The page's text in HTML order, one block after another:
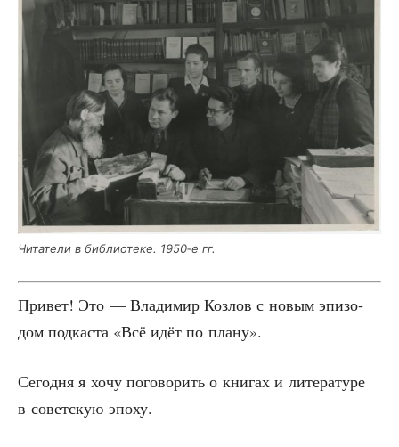
Чита­те­ли в биб­лио­те­ке. 1950‑е гг.
При­вет! Это — Вла­ди­мир Коз­лов с новым эпи­зо­
дом под­ка­ста «Всё идёт по плану».
Сего­дня я хочу пого­во­рить о кни­гах и лите­ра­ту­ре
в совет­скую эпоху.